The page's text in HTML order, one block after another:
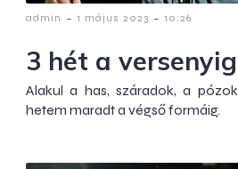
admin - 1 május 2023 - 10:26
3 hét a versenyig
Alakul a has, száradok, a
hetem maradt a végső formáig.